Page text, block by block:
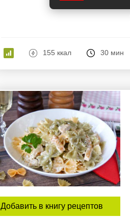
155 ккал 30 мин
Добавить в книгу рецептов